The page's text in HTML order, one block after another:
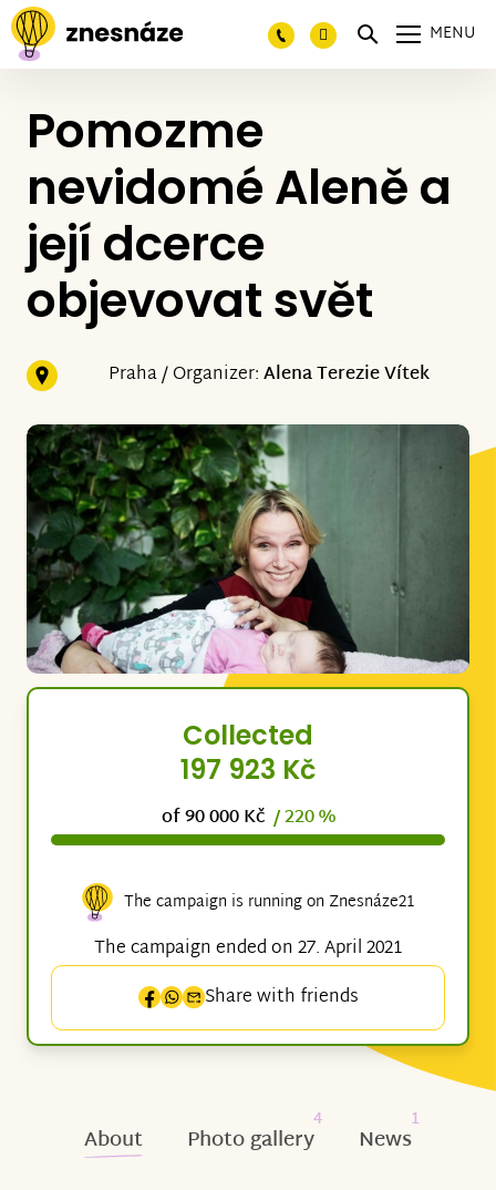
MENU
Pomozme
nevidomé Aleně a
její dcerce
objevovat svět
Praha / Organizer:Alena Terezie Vítek
Collected
197 923 Kč
of 90 000 Kč / 220 %
The campaign is running on Znesnáze21
The campaign ended on 27. April 2021
Share with friends
About Photo gallery
4
News
1